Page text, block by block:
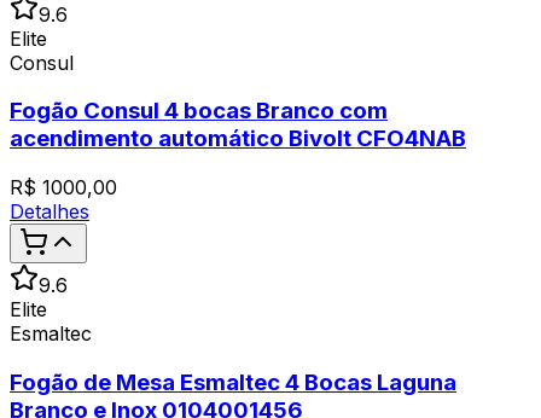
9.6
Elite
Consul
Fogão Consul 4 bocas Branco com
acendimento automático Bivolt CFO4NAB
R$ 1000,00
Detalhes
9.6
Elite
Esmaltec
Fogão de Mesa Esmaltec 4 Bocas Laguna
Branco e Inox 0104001456